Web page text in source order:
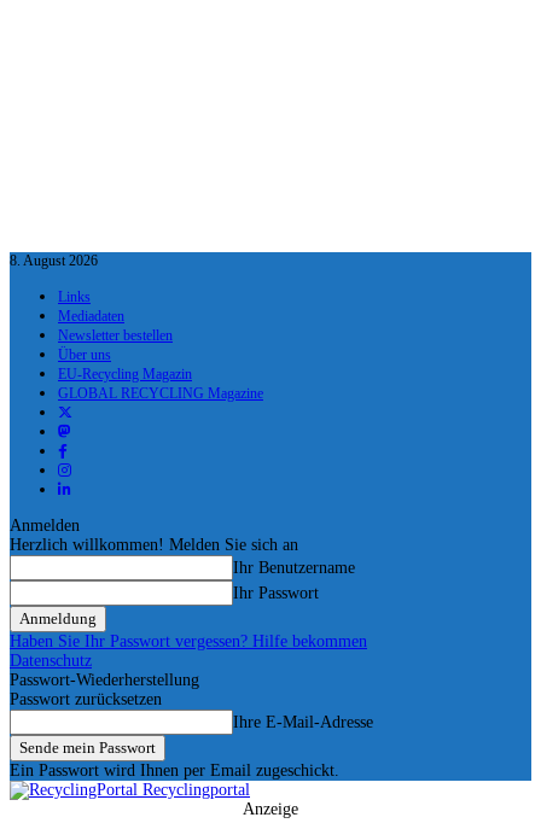
8. August 2026
Links
Mediadaten
Newsletter bestellen
Über uns
EU-Recycling Magazin
GLOBAL RECYCLING Magazine
Anmelden
Herzlich willkommen! Melden Sie sich an
Ihr Benutzername
Ihr Passwort
Haben Sie Ihr Passwort vergessen? Hilfe bekommen
Datenschutz
Passwort-Wiederherstellung
Passwort zurücksetzen
Ihre E-Mail-Adresse
Ein Passwort wird Ihnen per Email zugeschickt.
Recyclingportal
Anzeige